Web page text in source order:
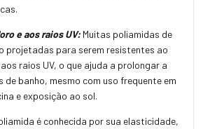
e aos raios UV: Muitas poliamidas de
projetadas para serem resistentes ao
raios UV, o que ajuda a prolongar a
banho, mesmo com uso frequente em
e exposição ao sol.
é conhecida por sua elasticidade,